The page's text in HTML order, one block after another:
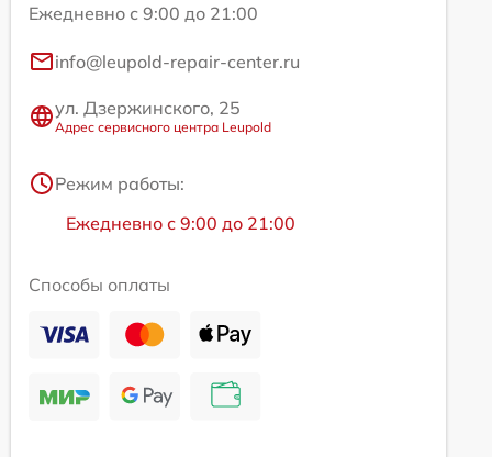
Ежедневно с 9:00 до 21:00
info@leupold-repair-center.ru
ул. Дзержинского, 25
Адрес сервисного центра Leupold
Режим работы:
Ежедневно с 9:00 до 21:00
Способы оплаты